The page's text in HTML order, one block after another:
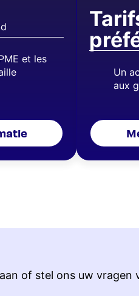
et les
Un
aux
of stel ons uw vragen